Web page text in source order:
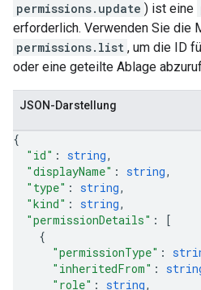
permissions.update ) ist eine
erforderlich. Verwenden Sie die
permissions.list , um die ID
oder eine geteilte Ablage
JSON-Darstellung
{
"id" : string,
"displayName" : string,
"type" : string,
"kind" : string,
"permissionDetails" :
[
{
"permissionType" :
"inheritedFrom" :
"role" : string,